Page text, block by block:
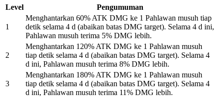
Level
Pengumuman
1
Menghantarkan 60% ATK DMG ke 1 Pahlawan musuh tiap
detik selama 4 d (abaikan batas DMG target). Selama 4 d ini,
Pahlawan musuh terima 5% DMG lebih.
2
Menghantarkan 120% ATK DMG ke 1 Pahlawan musuh
tiap detik selama 4 d (abaikan batas DMG target). Selama 4
d ini, Pahlawan musuh terima 8% DMG lebih.
3
Menghantarkan 180% ATK DMG ke 1 Pahlawan musuh
tiap detik selama 4 d (abaikan batas DMG target). Selama 4
d ini, Pahlawan musuh terima 11% DMG lebih.